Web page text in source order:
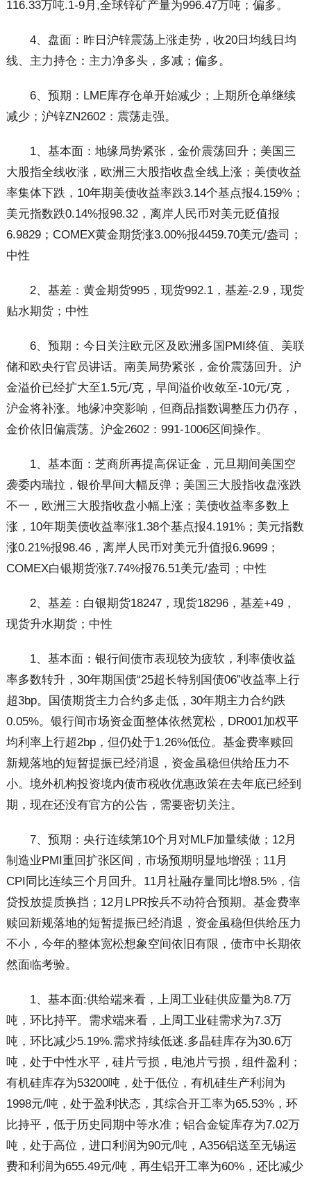
116.33万吨.1-9月,全球锌矿产量为996.47万吨；偏多。
4、盘面：昨日沪锌震荡上涨走势，收20日均线日均
线、主力持仓：主力净多头，多减；偏多。
6、预期：LME库存仓单开始减少；上期所仓单继续
减少；沪锌ZN2602：震荡走强。
1、基本面：地缘局势紧张，金价震荡回升；美国三
大股指全线收涨，欧洲三大股指收盘全线上涨；美债收益
率集体下跌，10年期美债收益率跌3.14个基点报4.159%；
美元指数跌0.14%报98.32，离岸人民币对美元贬值报
6.9829；COMEX黄金期货涨3.00%报4459.70美元/盎司；
中性
2、基差：黄金期货995，现货992.1，基差-2.9，现货
贴水期货；中性
6、预期：今日关注欧元区及欧洲多国PMI终值、美联
储和欧央行官员讲话。南美局势紧张，金价震荡回升。沪
金溢价已经扩大至1.5元/克，早间溢价收敛至-10元/克，
沪金将补涨。地缘冲突影响，但商品指数调整压力仍存，
金价依旧偏震荡。沪金2602：991-1006区间操作。
1、基本面：芝商所再提高保证金，元旦期间美国空
袭委内瑞拉，银价早间大幅反弹；美国三大股指收盘涨跌
不一，欧洲三大股指收盘小幅上涨；美债收益率多数上
涨，10年期美债收益率涨1.38个基点报4.191%；美元指数
涨0.21%报98.46，离岸人民币对美元升值报6.9699；
COMEX白银期货涨7.74%报76.51美元/盎司；中性
2、基差：白银期货18247，现货18296，基差+49，
现货升水期货；中性
1、基本面：银行间债市表现较为疲软，利率债收益
率多数转升，30年期国债“25超长特别国债06”收益率上行
超3bp。国债期货主力合约多走低，30年期主力合约跌
0.05%。银行间市场资金面整体依然宽松，DR001加权平
均利率上行超2bp，但仍处于1.26%低位。基金费率赎回
新规落地的短暂提振已经消退，资金虽稳但供给压力不
小。境外机构投资境内债市税收优惠政策在去年底已经到
期，现在还没有官方的公告，需要密切关注。
7、预期：央行连续第10个月对MLF加量续做；12月
制造业PMI重回扩张区间，市场预期明显地增强；11月
CPI同比连续三个月回升。11月社融存量同比增8.5%，信
贷投放提质换挡；12月LPR按兵不动符合预期。基金费率
赎回新规落地的短暂提振已经消退，资金虽稳但供给压力
不小，今年的整体宽松想象空间依旧有限，债市中长期依
然面临考验。
1、基本面:供给端来看，上周工业硅供应量为8.7万
吨，环比持平。需求端来看，上周工业硅需求为7.3万
吨，环比减少5.19%.需求持续低迷.多晶硅库存为30.6万
吨，处于中性水平，硅片亏损，电池片亏损，组件盈利；
有机硅库存为53200吨，处于低位，有机硅生产利润为
1998元/吨，处于盈利状态，其综合开工率为65.53%，环
比持平，低于历史同期中等水准；铝合金锭库存为7.02万
吨，处于高位，进口利润为90元/吨，A356铝送至无锡运
费和利润为655.49元/吨，再生铝开工率为60%，还比减少